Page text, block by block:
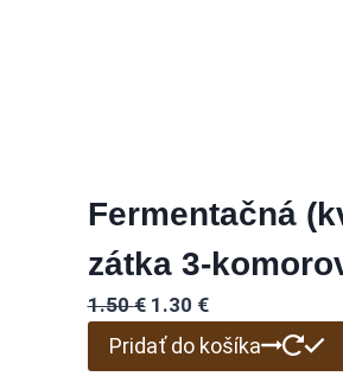
Fermentačná
zátka 3-
1.50€ Pôvodná
cena
bola:
1.30 €Aktuálna
cena
je:
Pridať do košíka